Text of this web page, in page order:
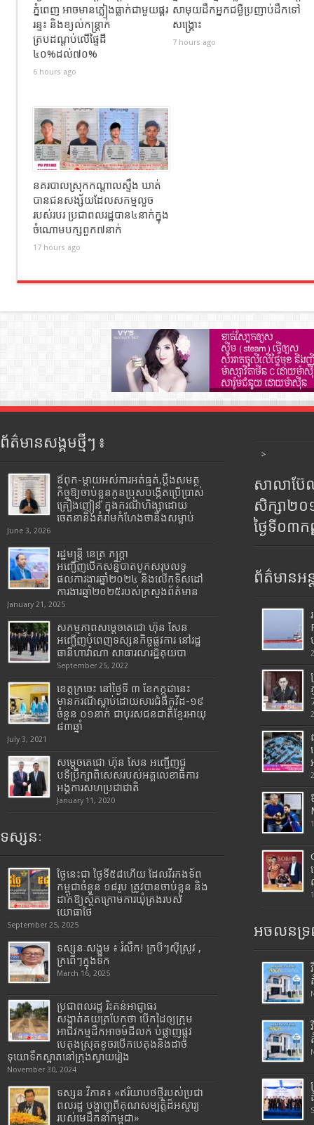
ភ្នំពេញ អាចមានភ្លៀងធ្លាក់ជាមួយផ្គរ
រន្ទះ និងខ្យល់កន្ត្រាក់
គ្របដណ្តប់លើផ្ទៃដី
៤០%ដល់៧០%
6 hours ago
សាមុយដឹកអ្នកជម្ងឺប្រញាប់ដឹកទៅ
សង្គ្រោះ
7 hours ago
នគរបាលស្រុកកណ្ដាលស្ទឹង ឃាត់
បានជនសង្ស័យដែលសកម្មលួច
របស់របរ ប្រជាពលរដ្ឋបាន៤នាក់ក្នុង
ចំណោមបក្សពួក៧នាក់
17 hours ago
ព័ត៌មានសង្គមថ្មីៗ ៖
ឪពុក-ម្ដាយអស់ការអត់ធ្មត់,ប្ដឹងសមត្ថ
កិច្ចឱ្យចាប់ខ្លួនកូនប្រុសបង្កើតប្រើប្រាស់
គ្រឿងញៀន ក្នុងករណីហិង្សាដោយ
ចេតនានិងគំរាមកំហែងថានឹងសម្លាប់
June 3, 2026
រដ្ឋមន្រ្តី​ នេត្រ​ ភក្ត្រា​
អញ្ជើញបើកសន្និបាតបូកសរុបលទ្ធ
ផលការងារឆ្នាំ២០២៤ និងលើកទិសដៅ
ការងារឆ្នាំ២០២៥របស់​ក្រសួង​ព័ត៌មាន​
January 21, 2025
សកម្មភាពសម្តេចតេជោ ហ៊ុន សែន
អញ្ជើញបំពេញទស្សនកិច្ចផ្លូវការ នៅរដ្ឋ
ធានីហាវ៉ាណា សាធារណរដ្ឋគុយបា
September 25, 2022
ខេត្តក្រចេះ នៅថ្ងៃទី ៣ ខែកក្កដានេះ
មានករណីស្លាប់ដោយសារជំងឺកូវីដ-១៩
ចំនួន ០១នាក់ ជាបុរសជនជាតិខ្មែរអាយុ
៨៣ឆ្នាំ
July 3, 2021
សម្តេចតេជោ ហ៊ុន សែន អញ្ជើញជួ
បទីប្រឹក្សាពិសេសរបស់អគ្គលេខាធិការ
អង្គការសហប្រជាជាតិ
January 11, 2020
ទស្សនៈ
ថ្ងៃនេះជា ថ្ងៃទី៥៨ហើយ ដែលវីរកងទ័ព
កម្ពុជាចំនួន ១៨រូប ត្រូវបានចាប់ខ្លួន និង
ដាក់ឱ្យស្ថិតក្រោមការឃុំគ្រងរបស់
យោធាថៃ
September 25, 2025
ទស្សនៈសង្គម ៖ រំលឹក! ក្របីៗស៊ីស្រូវ ,
ក្រពើៗក្នុងទឹក
March 16, 2025
ប្រជាពលរដ្ឋ រិះគន់អាជ្ញាធរ
សង្កាត់គយត្របែកថា បើកដៃឲ្យក្រុម
អាជីវកម្មដឹកអាចម៍ដីលក់ បំផ្លាញផ្លូវ
បេតុងស្រុតខូចរបើកបេតុងនិងដាច់
ទុយោទឹកស្អាតនៅក្រុងស្វាយរៀង
November 30, 2024
ទស្សនៈវិភាគ៖ «ឥរិយាបថថ្មីរបស់ប្រជា
ពលរដ្ឋ បង្ហាញពីគុណសម្បត្តិដ៏អស្ចារ្យ
របស់មេដឹកនាំកម្ពុជា»
>
សាលាប៊ែ
សិក្សា២
ថ្ងៃទី០៣
ព័ត៌មានអន្
អចលនទ្រ